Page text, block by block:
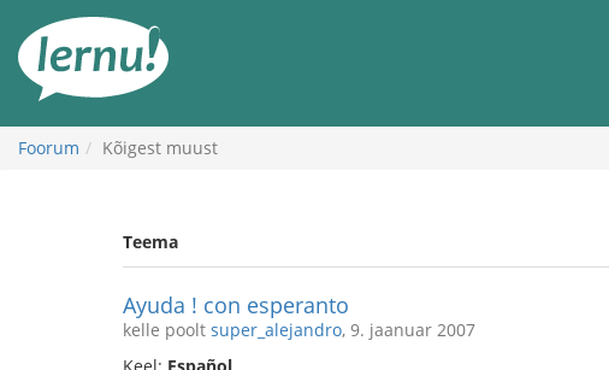
juurde
Foorum Kõigest muust
Teema
Ayuda ! con esperanto
kelle poolt super_alejandro, 9. jaanuar 2007